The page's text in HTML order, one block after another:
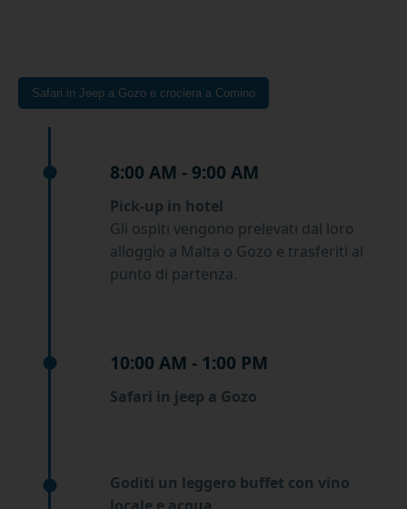
Safari in Jeep a Gozo e crociera a Comino
8:00 AM - 9:00 AM
Pick-up in hotel
Gli ospiti vengono prelevati dal loro
alloggio a Malta o Gozo e trasferiti al
punto di partenza.
10:00 AM - 1:00 PM
Safari in jeep a Gozo
Goditi un leggero buffet con vino